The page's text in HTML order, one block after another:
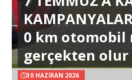
0 km otomobil
gerçekten olur
30 HAZIRAN 2026